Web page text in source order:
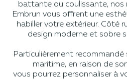
battante ou coulissante, nos
Embrun vous offrent une
habiller votre extérieur. Côté
design moderne et sobre
Particulièrement
maritime, en raison de
vous pourrez personnaliser à